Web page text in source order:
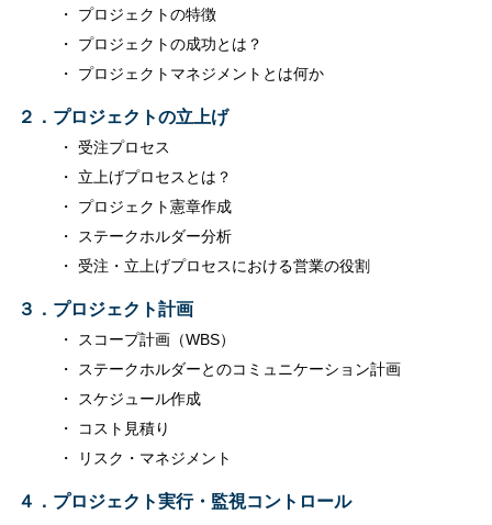
プロジェクトの特徴
プロジェクトの成功とは？
プロジェクトマネジメントとは何か
２．プロジェクトの立上げ
受注プロセス
立上げプロセスとは？
プロジェクト憲章作成
ステークホルダー分析
受注・立上げプロセスにおける営業の役割
３．プロジェクト計画
スコープ計画（WBS）
ステークホルダーとのコミュニケーション計画
スケジュール作成
コスト見積り
リスク・マネジメント
４．プロジェクト実行・監視コントロール